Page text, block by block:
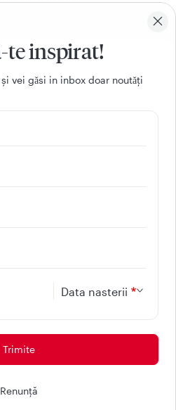
te inspirat!
vei gǎsi in inbox doar noutǎți
Data nasterii
Renunţă
- ANPC
de Sanatate REGINA MARIA.